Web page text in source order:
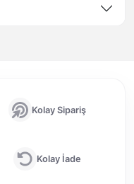
Kolay Sipariş
Kolay İade